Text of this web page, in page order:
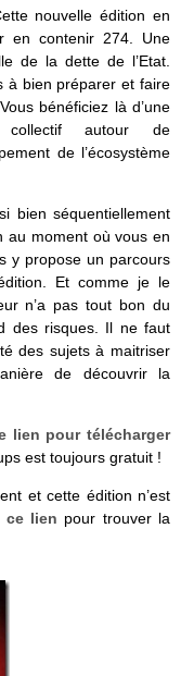
nouvelle édition en
en contenir 274. Une
de la dette de l’Etat.
à bien préparer et faire
bénéficiez là d’une
collectif autour de
de l’écosystème
bien séquentiellement
au moment où vous en
y propose un parcours
Et comme je le
n’a pas tout bon du
des risques. Il ne faut
des sujets à maitriser
de découvrir la
lien pour télécharger
est toujours gratuit !
et cette édition n’est
ce lien pour trouver la